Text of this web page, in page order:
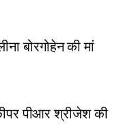
बोरगोहेन की मां
पीआर श्रीजेश की